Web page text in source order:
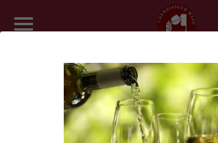
商品
所有商品分類
舊世界
甜酒 黎巴嫩 Lebanon
商品分類
精選白酒 white wine
紅酒 red wine